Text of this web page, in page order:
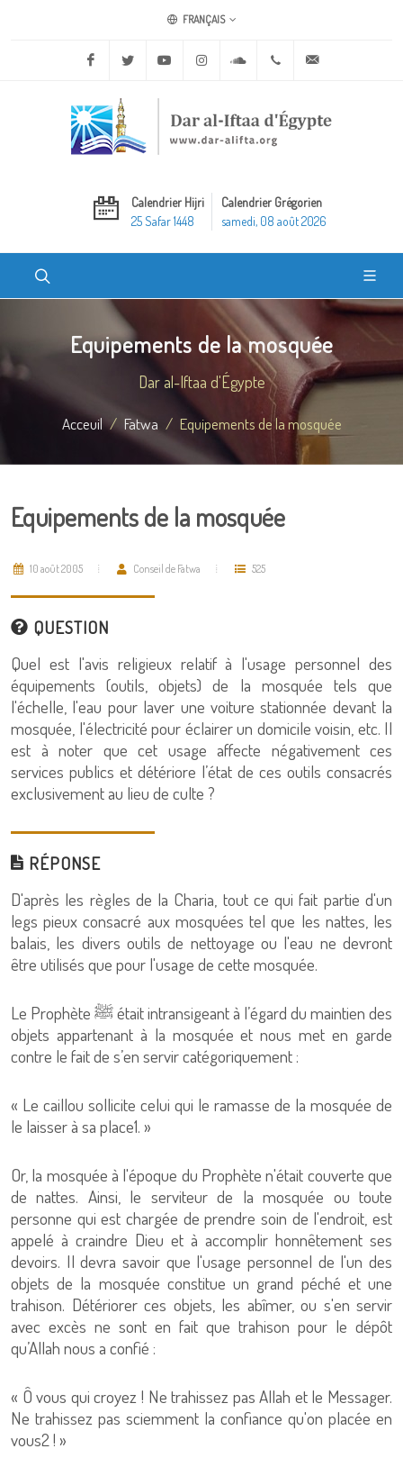
FRANÇAIS
Facebook Twitter Youtube Instagram Soundcloud+20 2 25970400
Calendrier Hijri
25 Safar 1448
Calendrier Grégorien
samedi, 08 août 2026
Equipements de la mosquée
Dar al-Iftaa d'Égypte
Acceuil Fatwa Equipements de la mosquée
Equipements de la mosquée
10 août 2005 Conseil de Fatwa 525
QUESTION
Quel est l'avis religieux relatif à l'usage personnel des
équipements (outils, objets) de la mosquée tels que
l'échelle, l'eau pour laver une voiture stationnée devant la
mosquée, l'électricité pour éclairer un domicile voisin, etc. Il
est à noter que cet usage affecte négativement ces
services publics et détériore l’état de ces outils consacrés
exclusivement au lieu de culte ?
RÉPONSE
D'après les règles de la Charia, tout ce qui fait partie d'un
legs pieux consacré aux mosquées tel que les nattes, les
balais, les divers outils de nettoyage ou l'eau ne devront
être utilisés que pour l'usage de cette mosquée.
Le Prophète ﷺ était intransigeant à l’égard du maintien des
objets appartenant à la mosquée et nous met en garde
contre le fait de s’en servir catégoriquement :
« Le caillou sollicite celui qui le ramasse de la mosquée de
le laisser à sa place1. »
Or, la mosquée à l'époque du Prophète n'était couverte que
de nattes. Ainsi, le serviteur de la mosquée ou toute
personne qui est chargée de prendre soin de l'endroit, est
appelé à craindre Dieu et à accomplir honnêtement ses
devoirs. Il devra savoir que l'usage personnel de l'un des
objets de la mosquée constitue un grand péché et une
trahison. Détériorer ces objets, les abîmer, ou s'en servir
avec excès ne sont en fait que trahison pour le dépôt
qu’Allah nous a confié :
« Ô vous qui croyez ! Ne trahissez pas Allah et le Messager.
Ne trahissez pas sciemment la confiance qu'on placée en
vous2 ! »